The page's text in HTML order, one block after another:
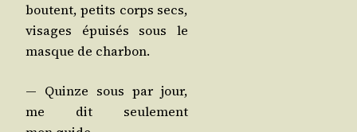
boutent, petits corps secs,
visages épui­sés sous le
masque de charbon.
— Quinze sous par jour,
me dit seule­ment